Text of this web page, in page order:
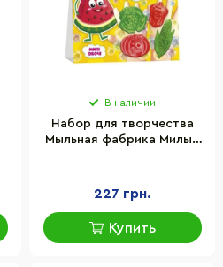
В наличии
Набор для творчества
Мыльная фабрика Милые
227 грн.
Купить